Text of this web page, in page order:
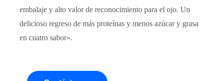
embalaje y alto valor de reconocimiento para el ojo. Un
delicioso regreso de más proteínas y menos azúcar y grasa
en cuatro sabor».